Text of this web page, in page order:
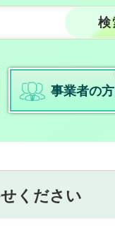
事業者の
ください